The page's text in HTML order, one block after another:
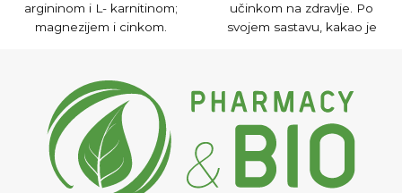
argininom i L- karnitinom;
magnezijem i cinkom.
sistema, povećanju energije
, sintezi proteina i pozitivno
utječe na funkciju mišića.
učinkom na zdravlje. Po
svojem sastavu, kakao je
zdravlje organizma.